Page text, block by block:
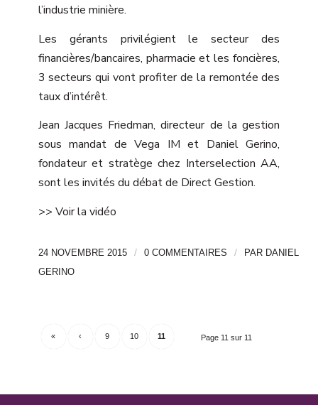
l’industrie minière.
Les gérants privilégient le secteur des
financières/bancaires, pharmacie et les foncières,
3 secteurs qui vont profiter de la remontée des
taux d’intérêt.
Jean Jacques Friedman, directeur de la gestion
sous mandat de Vega IM et Daniel Gerino,
fondateur et stratège chez Interselection AA,
sont les invités du débat de Direct Gestion.
>> Voir la vidéo
24 NOVEMBRE 2015 / 0 COMMENTAIRES / PAR DANIEL
GERINO
Page 11 sur 11
« ‹ 9 10 11